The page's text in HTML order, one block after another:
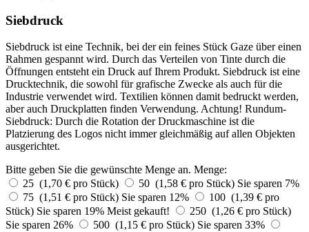
Siebdruck
Siebdruck ist eine Technik, bei der ein feines Stück Gaze über einen
Rahmen gespannt wird. Durch das Verteilen von Tinte durch die
Öffnungen entsteht ein Druck auf Ihrem Produkt. Siebdruck ist eine
Drucktechnik, die sowohl für grafische Zwecke als auch für die
Industrie verwendet wird. Textilien können damit bedruckt werden,
aber auch Druckplatten finden Verwendung. Achtung! Rundum-
Siebdruck: Durch die Rotation der Druckmaschine ist die
Platzierung des Logos nicht immer gleichmäßig auf allen Objekten
ausgerichtet.
Bitte geben Sie die gewünschte Menge an. Menge:
25 (1,70 € pro Stück)
50 (1,58 € pro Stück) Sie sparen 7%
75 (1,51 € pro Stück) Sie sparen 12%
100 (1,39 € pro
Stück) Sie sparen 19% Meist gekauft!
250 (1,26 € pro Stück)
Sie sparen 26%
500 (1,15 € pro Stück) Sie sparen 33%